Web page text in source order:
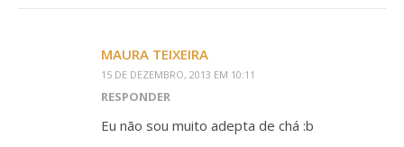
MAURA TEIXEIRA
15 DE DEZEMBRO, 2013 EM 10:11
RESPONDER
Eu não sou muito adepta de chá :b